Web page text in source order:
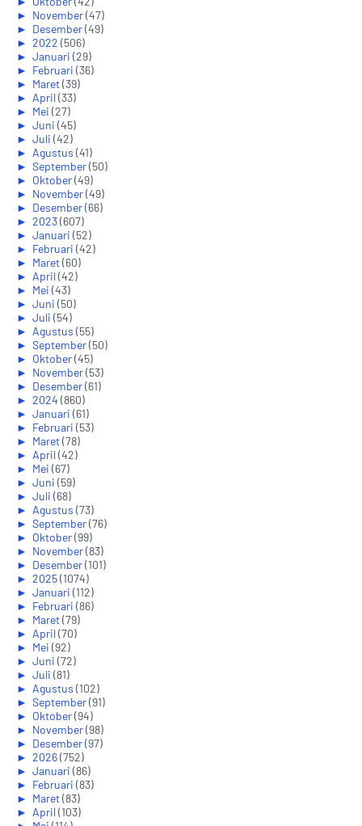
► November(47)
► Desember(49)
► 2022 (506)
► Januari (29)
► Februari (36)
► Maret(39)
► April(33)
► Mei (27)
► Juni (45)
► Juli (42)
► Agustus (41)
► September(50)
► Oktober(49)
► November(49)
► Desember(66)
► 2023(607)
► Januari (52)
► Februari (42)
► Maret(60)
► April(42)
► Mei (43)
► Juni (50)
► Juli (54)
► Agustus (55)
► September(50)
► Oktober(45)
► November(53)
► Desember(61)
► 2024 (860)
► Januari (61)
► Februari (53)
► Maret(78)
► April(42)
► Mei (67)
► Juni (59)
► Juli (68)
► Agustus (73)
► September(76)
► Oktober(99)
► November(83)
► Desember(101)
► 2025(1074)
► Januari (112)
► Februari (86)
► Maret(79)
► April(70)
► Mei (92)
► Juni (72)
► Juli (81)
► Agustus (102)
► September(91)
► Oktober(94)
► November(98)
► Desember(97)
► 2026(752)
► Januari (86)
► Februari (83)
► Maret(83)
► April(103)